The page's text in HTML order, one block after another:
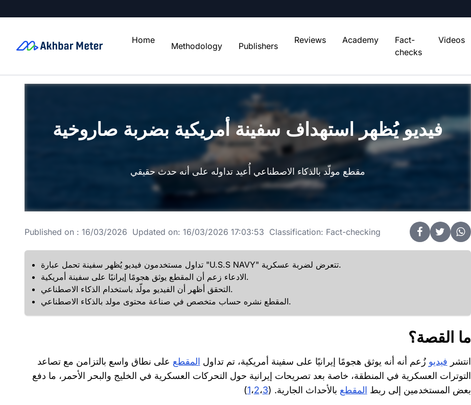
Home
Methodology Publishers
Reviews Academy
Fact-
checks
Videos
فيديو يُظهر استهداف سفينة أمريكية بضربة صاروخية
مقطع مولّد بالذكاء الاصطناعي أُعيد تداوله على أنه حدث حقيقي
Published on : 16/03/2026 Updated on: 16/03/2026 17:03:53 Classification: Fact-checking
تداول مستخدمون فيديو يُظهر سفينة تحمل عبارة "U.S.S NAVY" تتعرض لضربة عسكرية.
الادعاء زعم أن المقطع يوثق هجومًا إيرانيًا على سفينة أمريكية.
التحقق أظهر أن الفيديو مولّد باستخدام الذكاء الاصطناعي.
المقطع نشره حساب متخصص في صناعة محتوى مولد بالذكاء الاصطناعي.
ما القصة؟
انتشر فيديو زُعم أنه أنه يوثق هجومًا إيرانيًا على سفينة أمريكية، تم تداول المقطع على نطاق واسع بالتزامن مع تصاعد
التوترات العسكرية في المنطقة، خاصة بعد تصريحات إيرانية حول التحركات العسكرية في الخليج والبحر الأحمر، ما دفع
بعض المستخدمين إلى ربط المقطع بالأحداث الجارية. ( 1،2،3
)